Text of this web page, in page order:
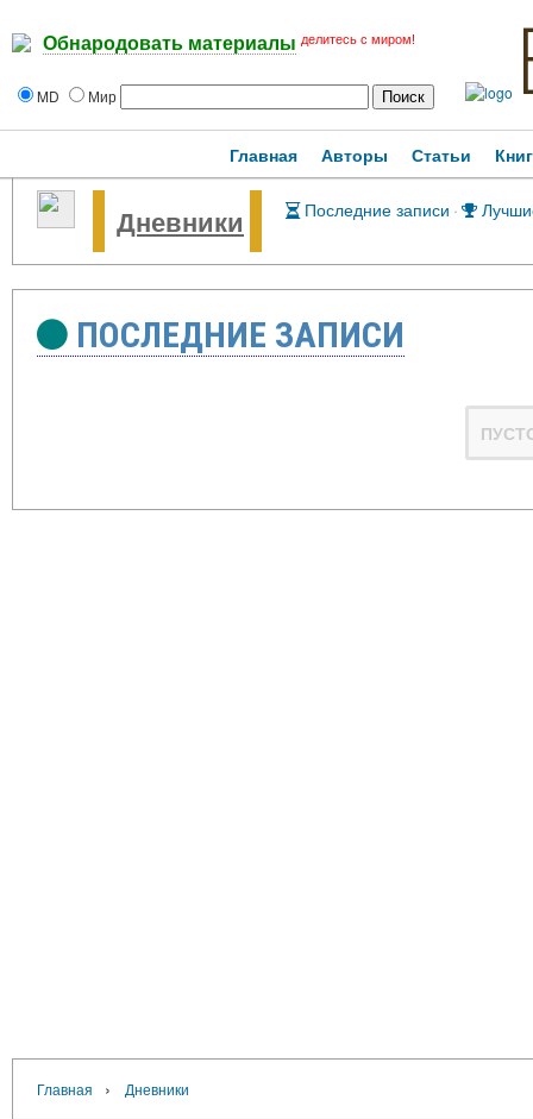
Обнародовать материалы делитесь с миром!
MD Мир
Главная Авторы Статьи
Дневники Последние записи ·
ПОСЛЕДНИЕ ЗАПИСИ
Главная › Дневники